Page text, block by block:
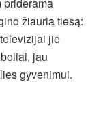
priderama
žiaurią tiesą:
jie
jau
gyvenimui.